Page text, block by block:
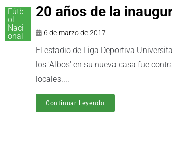
Fútb
ol
Naci
onal
20 años de la
6 de marzo de 2017
El estadio de Liga Deportiva
los 'Albos' en su nueva casa fue
locales....
Continuar Leyendo